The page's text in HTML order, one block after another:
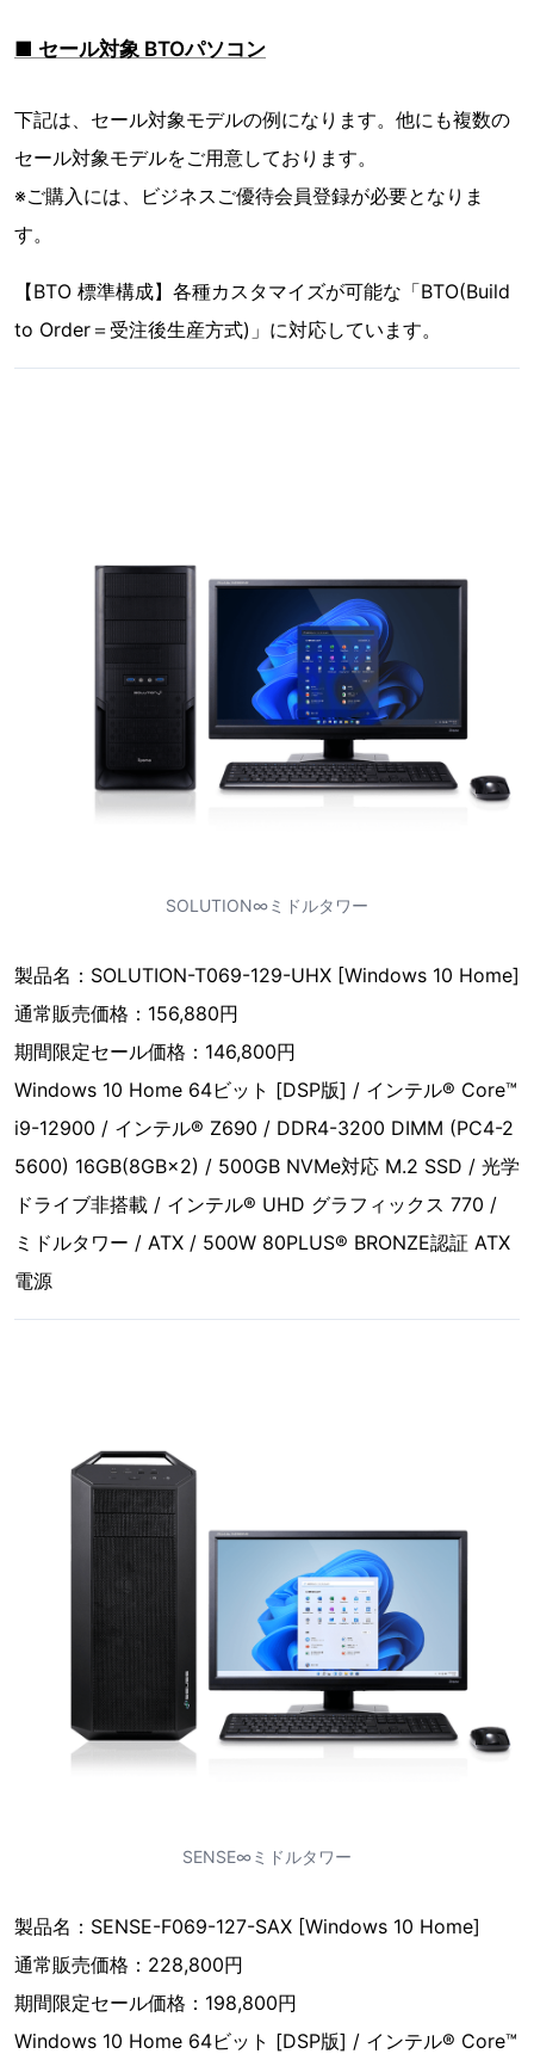
■ セール対象 BTOパソコン
下記は、セール対象モデルの例になります。他にも複数の
セール対象モデルをご用意しております。
※ご購入には、ビジネスご優待会員登録が必要となりま
す。
【BTO 標準構成】各種カスタマイズが可能な「BTO(Build
to Order＝受注後生産方式)」に対応しています。
SOLUTION∞ミドルタワー
製品名：SOLUTION-T069-129-UHX [Windows 10 Home]
通常販売価格：156,880円
期間限定セール価格：146,800円
Windows 10 Home 64ビット [DSP版] / インテル® Core™
i9-12900 / インテル® Z690 / DDR4-3200 DIMM (PC4-2
5600) 16GB(8GB×2) / 500GB NVMe対応 M.2 SSD / 光学
ドライブ非搭載 / インテル® UHD グラフィックス 770 /
ミドルタワー / ATX / 500W 80PLUS® BRONZE認証 ATX
電源
SENSE∞ミドルタワー
製品名：SENSE-F069-127-SAX [Windows 10 Home]
通常販売価格：228,800円
期間限定セール価格：198,800円
Windows 10 Home 64ビット [DSP版] / インテル® Core™